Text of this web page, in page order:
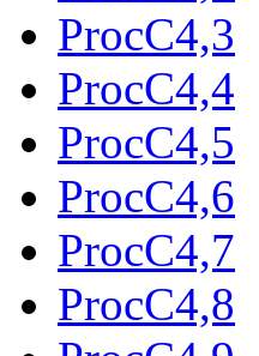
ProcC4,3
ProcC4,4
ProcC4,5
ProcC4,6
ProcC4,7
ProcC4,8